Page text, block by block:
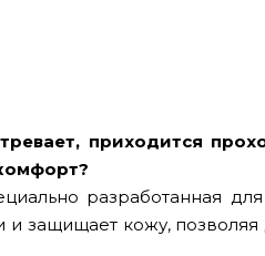
приходится
разработанная
защищает кожу, позволяя